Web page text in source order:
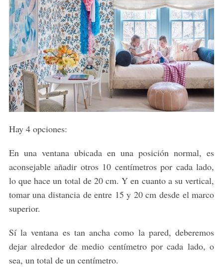
Hay 4 opciones:
En una ventana ubicada en una posición normal, es
aconsejable añadir otros 10 centímetros por cada lado,
lo que hace un total de 20 cm. Y en cuanto a su vertical,
tomar una distancia de entre 15 y 20 cm desde el marco
superior.
Sí la ventana es tan ancha como la pared, deberemos
dejar alrededor de medio centímetro por cada lado, o
sea, un total de un centímetro.